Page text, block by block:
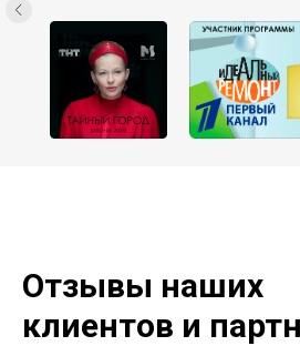
Отзывы наших
клиентов и